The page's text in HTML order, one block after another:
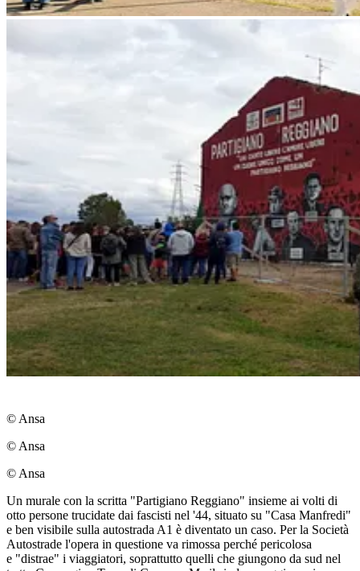
© Ansa
© Ansa
© Ansa
Un murale con la scritta "Partigiano Reggiano" insieme ai volti di
otto persone trucidate dai fascisti nel '44, situato su "Casa Manfredi"
e ben visibile sulla autostrada A1 è diventato un caso. Per la Società
Autostrade l'opera in questione va rimossa perché pericolosa
e "distrae" i viaggiatori, soprattutto quelli che giungono da sud nel